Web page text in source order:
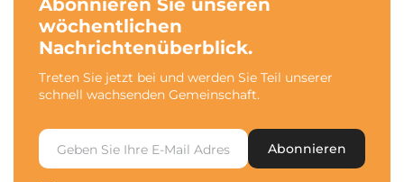
Abonnieren Sie unseren
wöchentlichen
Nachrichtenüberblick.
Treten Sie jetzt bei und werden Sie Teil unserer
schnell wachsenden Gemeinschaft.
Abonnieren